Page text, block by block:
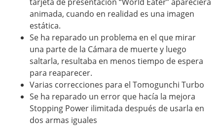
animada, cuando en realidad es una imagen
estática.
Se ha reparado un problema en el que mirar
una parte de la Cámara de muerte y luego
saltarla, resultaba en menos tiempo de espera
para reaparecer.
Varias correcciones para el Tomogunchi Turbo
Se ha reparado un error que hacía la mejora
Stopping Power ilimitada después de usarla en
dos armas iguales